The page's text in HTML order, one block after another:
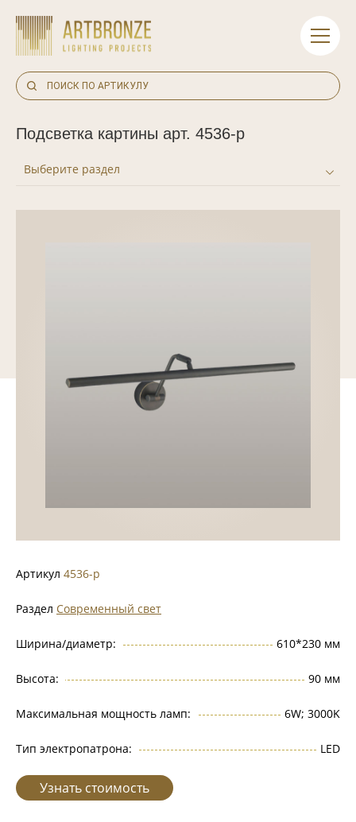
content
Подсветка картины арт. 4536-p
Выберите раздел
Артикул 4536-p
Раздел Современный свет
Ширина/диаметр: 610*230 мм
Высота: 90 мм
Максимальная мощность ламп: 6W; 3000K
Тип электропатрона: LED
Узнать стоимость